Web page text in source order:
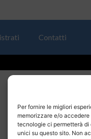
Per fornire le migliori
memorizzare e/o
tecnologie ci permetterà
unici su questo sito. Non
Contatti